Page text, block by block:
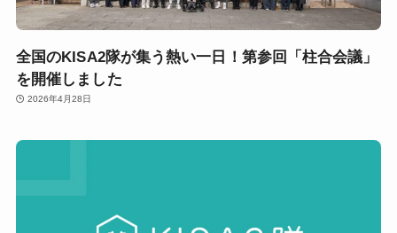
全国のKISA2隊が集う熱い一日！第参回「柱合会議」
を開催しました
2026年4月28日